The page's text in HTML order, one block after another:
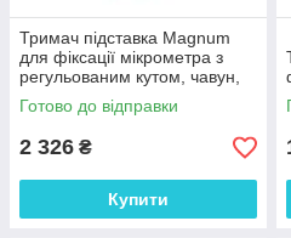
Тримач підставка Magnum
для фіксації мікрометра з
регульованим кутом, чавун,
Німеччина.
Готово до відправки
2 326 ₴
Купити